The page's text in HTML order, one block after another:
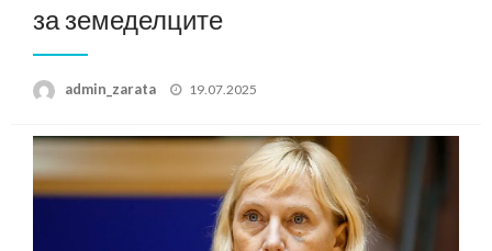
за земеделците
admin_zarata
Posted
19.07.2025